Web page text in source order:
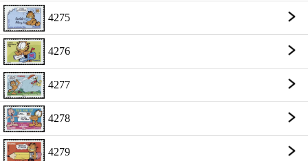
4275
4276
4277
4278
4279